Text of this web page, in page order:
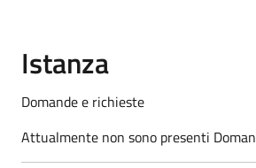
Istanza
Domande e richieste
Attualmente non sono presenti